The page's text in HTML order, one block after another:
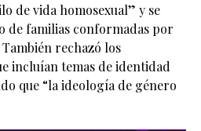
de vida homosexual” y se
de familias conformadas por
rechazó los
incluían temas de identidad
que “la ideología de género